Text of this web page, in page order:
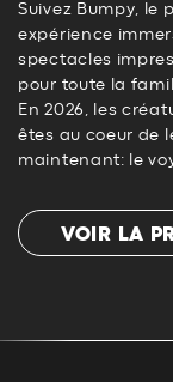
Suivez Bumpy, le
expérience
spectacles
pour toute la
En 2026, les
êtes au coeur de
maintenant: le
VOIR LA